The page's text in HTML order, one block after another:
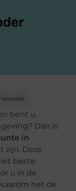
bent u
Dan is
in
zijn. Deze
beste
u in de
het de